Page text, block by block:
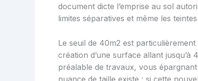
document dicte l’emprise au sol
limites séparatives et même les
Le seuil de 40m2 est
création d’une surface allant
préalable de travaux, vous
nuance de taille existe : si cette